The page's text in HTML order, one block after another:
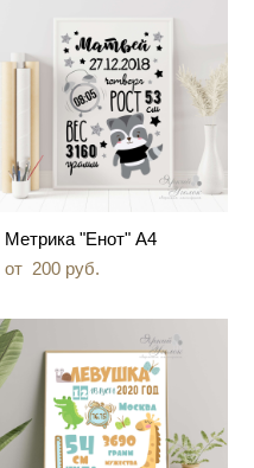
Метрика "Енот" А4
от 200 pуб.